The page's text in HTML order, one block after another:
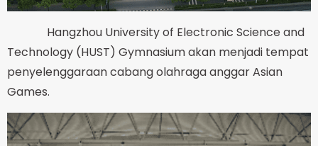
Hangzhou University of Electronic Science and
Technology (HUST) Gymnasium akan menjadi tempat
penyelenggaraan cabang olahraga anggar Asian
Games.